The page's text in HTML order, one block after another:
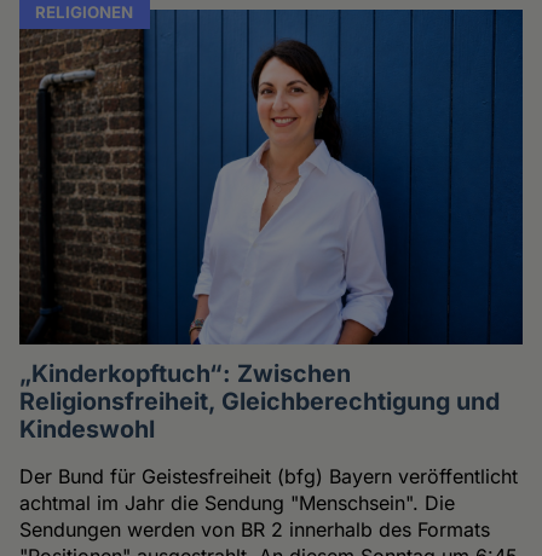
RELIGIONEN
„Kinderkopftuch“: Zwischen
Religionsfreiheit, Gleichberechtigung und
Kindeswohl
Der Bund für Geistesfreiheit (bfg) Bayern veröffentlicht
achtmal im Jahr die Sendung "Menschsein". Die
Sendungen werden von BR 2 innerhalb des Formats